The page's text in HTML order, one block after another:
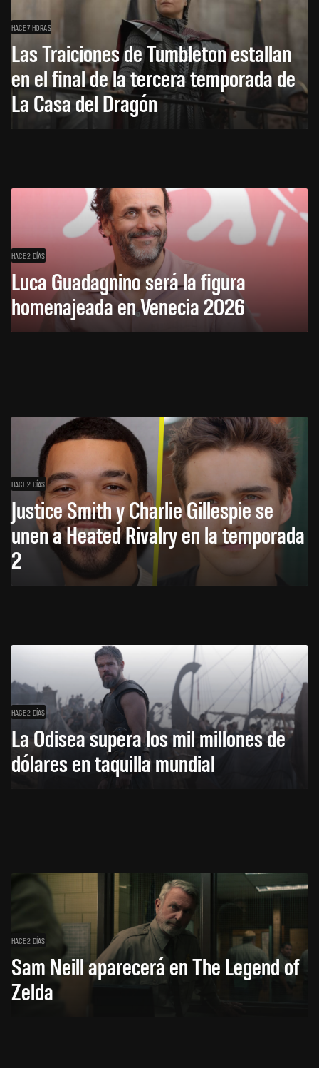
HACE 7 HORAS
Las Traiciones de Tumbleton estallan
en el final de la tercera temporada de
La Casa del Dragón
HACE 2 DÍAS
Luca Guadagnino será la figura
homenajeada en Venecia 2026
HACE 2 DÍAS
Justice Smith y Charlie Gillespie se
unen a Heated Rivalry en la temporada
2
HACE 2 DÍAS
La Odisea supera los mil millones de
dólares en taquilla mundial
HACE 2 DÍAS
Sam Neill aparecerá en The Legend of
Zelda